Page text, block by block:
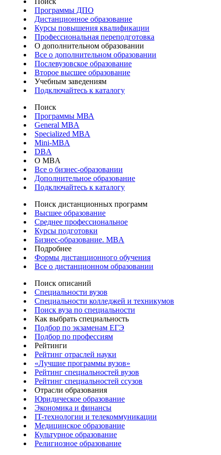
Программы ДПО
Дистанционное образование
Курсы повышения квалификации
Профессиональная переподготовка
О дополнительном образовании
Все о дополнительном образовании
Послевузовское образование
Второе высшее образование
Учебным заведениям
Подключайтесь к каталогу
Поиск
Программы МВА
General MBA
Specialized MBA
Mini-MBA
DBA
О MBA
Все о бизнес-образовании
Дополнительное образование
Подключайтесь к каталогу
Поиск дистанционных программ
Высшее образование
Среднее профессиональное
Курсы подготовки
Бизнес-образование. MBA
Подробнее
Формы дистанционного обучения
Все о дистанционном образовании
Поиск описаний
Специальности вузов
Специальности колледжей и техникумов
Поиск вуза по специальности
Как выбрать специальность
Подбор по экзаменам ЕГЭ
Подбор по профессиям
Рейтинги
Рейтинг отраслей науки
«Лучшие программы вузов»
Рейтинг специальностей вузов
Рейтинг специальностей ссузов
Отрасли образования
Юридическое образование
Экономика и финансы
IT-технологии и телекоммуникации
Медицинское образование
Культурное образование
Религиозное образование